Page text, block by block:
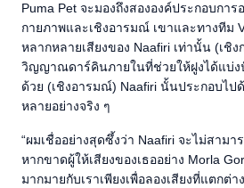
Puma Pet จะมองถึงสององค์ประกอบกา
กายภาพและเชิงอารมณ์ เขาและทางทีม
หลากหลายเสียงของ Naafiri เท่านั้น (เชิง
วิญญาณดาร์คินภายในที่ช่วยให้ฝูงได้แบ่
ด้วย (เชิงอารมณ์) Naafiri นั้นประกอบไป
หลายอย่างจริง ๆ
“ผมเชื่ออย่างสุดซึ้งว่า Naafiri จะไม่สามา
หากขาดผู้ให้เสียงของเธออย่าง Morla
มากมายกับเราเพียงเพื่อลองเสียงที่แตกต่